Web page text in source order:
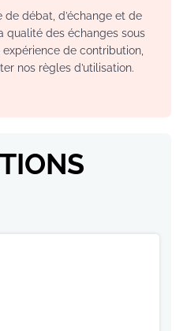
de débat, d’échange et de
qualité des échanges sous
de contribution,
nos règles d’utilisation.